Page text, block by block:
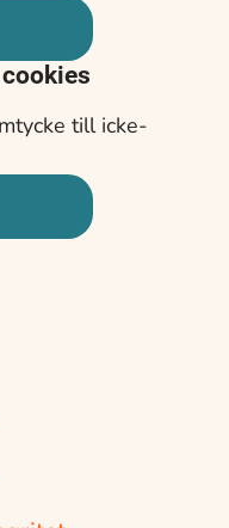
till icke-